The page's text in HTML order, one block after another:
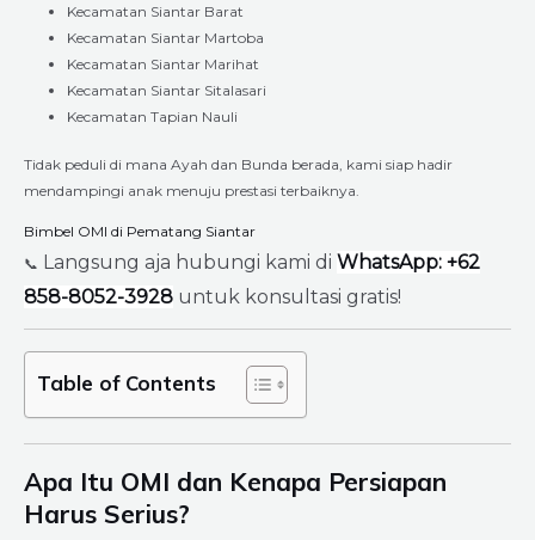
Kecamatan Siantar Barat
Kecamatan Siantar Martoba
Kecamatan Siantar Marihat
Kecamatan Siantar Sitalasari
Kecamatan Tapian Nauli
Tidak peduli di mana Ayah dan Bunda berada, kami siap hadir
mendampingi anak menuju prestasi terbaiknya.
Bimbel OMI di Pematang Siantar
📞 Langsung aja hubungi kami di WhatsApp: +62
858-8052-3928 untuk konsultasi gratis!
Table of Contents
Apa Itu OMI dan Kenapa Persiapan
Harus Serius?